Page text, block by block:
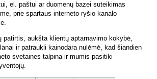
el. paštui ar duomenų bazei suteikimas
prie spartaus interneto ryšio kanalo
patirtis, aukšta klientų aptarnavimo kokybė,
ir patraukli kainodara nulėmė, kad šiandien
svetaines talpina ir mumis pasitiki